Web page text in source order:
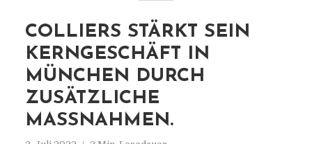
COLLIERS STÄRKT SEIN
KERNGESCHÄFT IN
MÜNCHEN DURCH
ZUSÄTZLICHE
MASSNAHMEN.